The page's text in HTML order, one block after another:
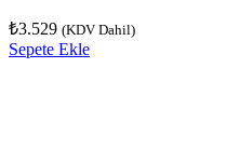
₺3.529 (KDV Dahil)
Sepete Ekle